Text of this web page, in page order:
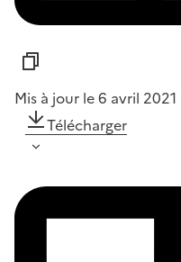
Mis à jour le 6 avril 2021
Télécharger